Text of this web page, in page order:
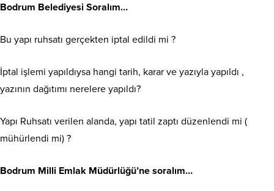
Bodrum Belediyesi Soralım…
Bu yapı ruhsatı gerçekten iptal edildi mi ?
İptal işlemi yapıldıysa hangi tarih, karar ve yazıyla yapıldı ,
yazının dağıtımı nerelere yapıldı?
Yapı Ruhsatı verilen alanda, yapı tatil zaptı düzenlendi mi (
mühürlendi mi) ?
Bodrum Milli Emlak Müdürlüğü’ne soralım…